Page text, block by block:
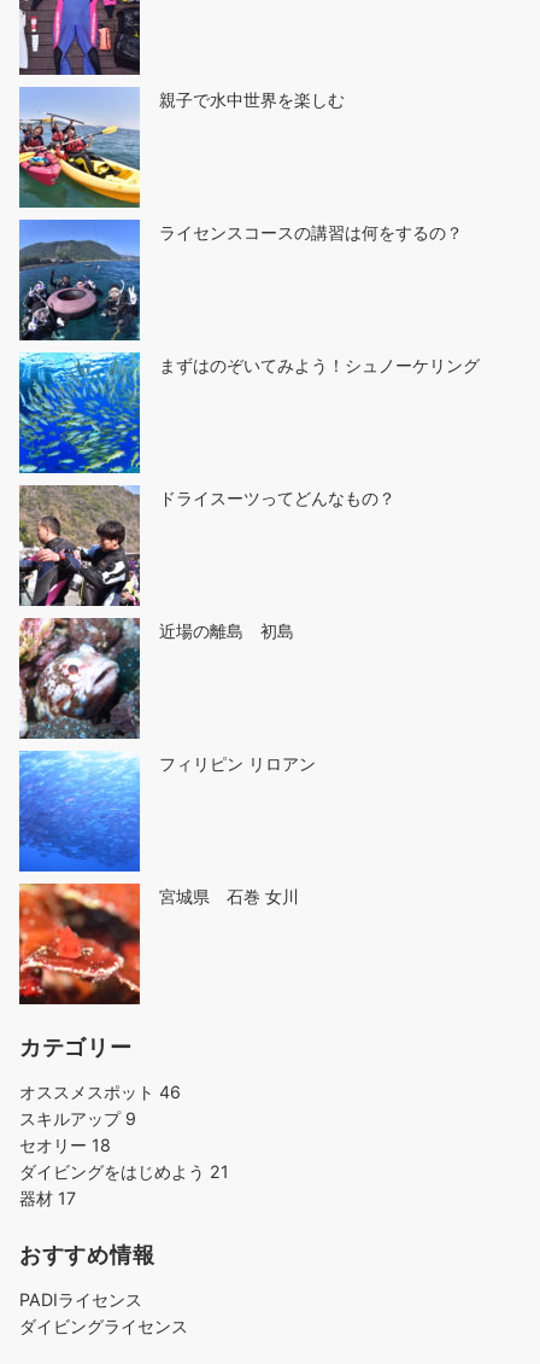
ン
親子で水中世界を楽しむ
ライセンスコースの講習は何をするの？
まずはのぞいてみよう！シュノーケリング
ドライスーツってどんなもの？
近場の離島 初島
フィリピン リロアン
宮城県 石巻 女川
カテゴリー
オススメスポット 46
スキルアップ 9
セオリー 18
ダイビングをはじめよう 21
器材 17
おすすめ情報
PADIライセンス
ダイビングライセンス